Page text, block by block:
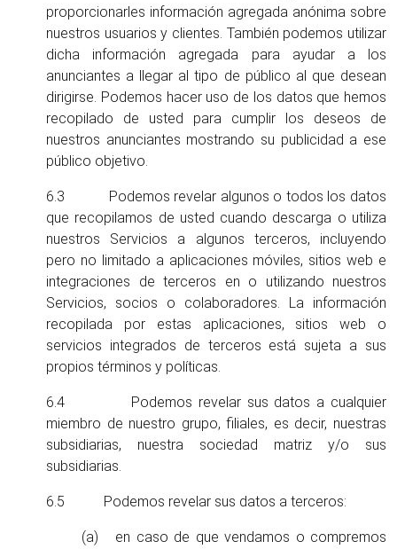
proporcionarles información agregada anónima sobre
nuestros usuarios y clientes. También podemos utilizar
dicha información agregada para ayudar a los
anunciantes a llegar al tipo de público al que desean
dirigirse. Podemos hacer uso de los datos que hemos
recopilado de usted para cumplir los deseos de
nuestros anunciantes mostrando su publicidad a ese
público objetivo.
6.3 Podemos revelar algunos o todos los datos
que recopilamos de usted cuando descarga o utiliza
nuestros Servicios a algunos terceros, incluyendo
pero no limitado a aplicaciones móviles, sitios web e
integraciones de terceros en o utilizando nuestros
Servicios, socios o colaboradores. La información
recopilada por estas aplicaciones, sitios web o
servicios integrados de terceros está sujeta a sus
propios términos y políticas.
6.4 Podemos revelar sus datos a cualquier
miembro de nuestro grupo, filiales, es decir, nuestras
subsidiarias, nuestra sociedad matriz y/o sus
subsidiarias.
6.5 Podemos revelar sus datos a terceros:
(a) en caso de que vendamos o compremos